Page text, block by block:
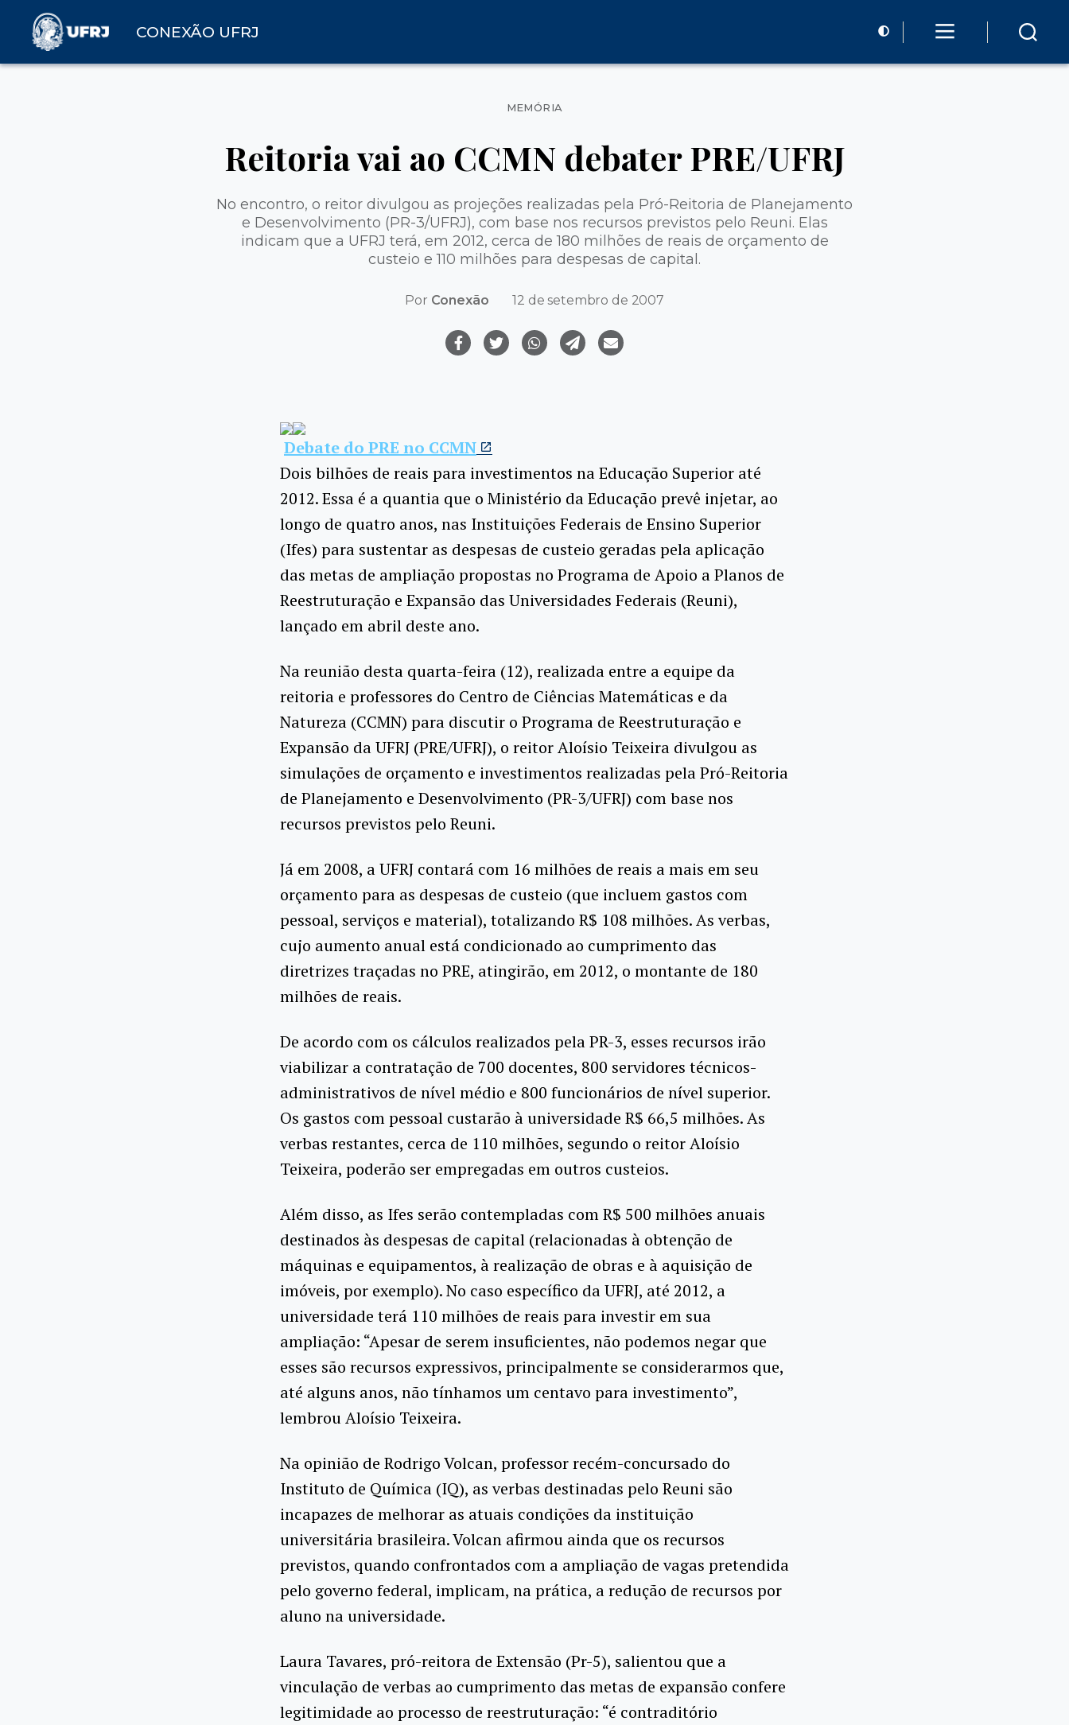
CONEXÃO UFRJ
Categorias
MEMÓRIA
Reitoria vai ao CCMN debater PRE/UFRJ
No encontro, o reitor divulgou as projeções realizadas pela Pró-Reitoria de Planejamento
e Desenvolvimento (PR-3/UFRJ), com base nos recursos previstos pelo Reuni. Elas
indicam que a UFRJ terá, em 2012, cerca de 180 milhões de reais de orçamento de
custeio e 110 milhões para despesas de capital.
Por Conexão 12 de setembro de 2007
Debate do PRE no CCMN
Dois bilhões de reais para investimentos na Educação Superior até
2012. Essa é a quantia que o Ministério da Educação prevê injetar, ao
longo de quatro anos, nas Instituições Federais de Ensino Superior
(Ifes) para sustentar as despesas de custeio geradas pela aplicação
das metas de ampliação propostas no Programa de Apoio a Planos de
Reestruturação e Expansão das Universidades Federais (Reuni),
lançado em abril deste ano.
Na reunião desta quarta-feira (12), realizada entre a equipe da
reitoria e professores do Centro de Ciências Matemáticas e da
Natureza (CCMN) para discutir o Programa de Reestruturação e
Expansão da UFRJ (PRE/UFRJ), o reitor Aloísio Teixeira divulgou as
simulações de orçamento e investimentos realizadas pela Pró-Reitoria
de Planejamento e Desenvolvimento (PR-3/UFRJ) com base nos
recursos previstos pelo Reuni.
Já em 2008, a UFRJ contará com 16 milhões de reais a mais em seu
orçamento para as despesas de custeio (que incluem gastos com
pessoal, serviços e material), totalizando R$ 108 milhões. As verbas,
cujo aumento anual está condicionado ao cumprimento das
diretrizes traçadas no PRE, atingirão, em 2012, o montante de 180
milhões de reais.
De acordo com os cálculos realizados pela PR-3, esses recursos irão
viabilizar a contratação de 700 docentes, 800 servidores técnicos-
administrativos de nível médio e 800 funcionários de nível superior.
Os gastos com pessoal custarão à universidade R$ 66,5 milhões. As
verbas restantes, cerca de 110 milhões, segundo o reitor Aloísio
Teixeira, poderão ser empregadas em outros custeios.
Além disso, as Ifes serão contempladas com R$ 500 milhões anuais
destinados às despesas de capital (relacionadas à obtenção de
máquinas e equipamentos, à realização de obras e à aquisição de
imóveis, por exemplo). No caso específico da UFRJ, até 2012, a
universidade terá 110 milhões de reais para investir em sua
ampliação: “Apesar de serem insuficientes, não podemos negar que
esses são recursos expressivos, principalmente se considerarmos que,
até alguns anos, não tínhamos um centavo para investimento”,
lembrou Aloísio Teixeira.
Na opinião de Rodrigo Volcan, professor recém-concursado do
Instituto de Química (IQ), as verbas destinadas pelo Reuni são
incapazes de melhorar as atuais condições da instituição
universitária brasileira. Volcan afirmou ainda que os recursos
previstos, quando confrontados com a ampliação de vagas pretendida
pelo governo federal, implicam, na prática, a redução de recursos por
aluno na universidade.
Laura Tavares, pró-reitora de Extensão (Pr-5), salientou que a
vinculação de verbas ao cumprimento das metas de expansão confere
legitimidade ao processo de reestruturação: “é contraditório